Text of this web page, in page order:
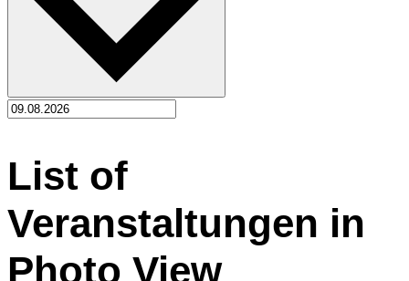
List of
Veranstaltungen in
Photo View